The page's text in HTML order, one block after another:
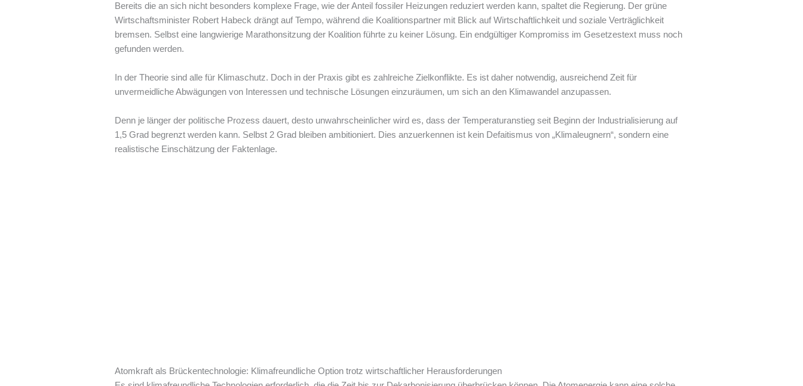
Bereits die an sich nicht besonders komplexe Frage, wie der Anteil fossiler Heizungen reduziert werden kann, spaltet die Regierung. Der grüne
Wirtschaftsminister Robert Habeck drängt auf Tempo, während die Koalitionspartner mit Blick auf Wirtschaftlichkeit und soziale Verträglichkeit
bremsen. Selbst eine langwierige Marathonsitzung der Koalition führte zu keiner Lösung. Ein endgültiger Kompromiss im Gesetzestext muss noch
gefunden werden.
In der Theorie sind alle für Klimaschutz. Doch in der Praxis gibt es zahlreiche Zielkonflikte. Es ist daher notwendig, ausreichend Zeit für
unvermeidliche Abwägungen von Interessen und technische Lösungen einzuräumen, um sich an den Klimawandel anzupassen.
Denn je länger der politische Prozess dauert, desto unwahrscheinlicher wird es, dass der Temperaturanstieg seit Beginn der Industrialisierung auf
1,5 Grad begrenzt werden kann. Selbst 2 Grad bleiben ambitioniert. Dies anzuerkennen ist kein Defaitismus von „Klimaleugnern“, sondern eine
realistische Einschätzung der Faktenlage.
Atomkraft als Brückentechnologie: Klimafreundliche Option trotz wirtschaftlicher Herausforderungen